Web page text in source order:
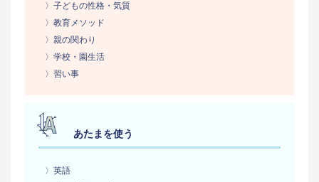
〉子どもの性格・気質
〉教育メソッド
〉親の関わり
〉学校・園生活
〉習い事
あたまを使う
〉英語